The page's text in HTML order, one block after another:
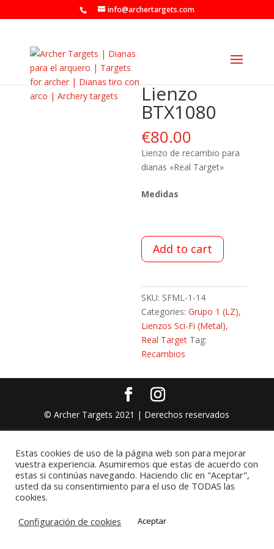
info@archertargets.com
Lienzo
BTX1080
€80.00
Lienzo de recambio para
dianas «Real Target»
Medidas
Add to cart
SKU: SFML-1-14
Categories:Grupo 1 (LZ),
Lienzos Sci-Fi (Metal),
Real Target Tag:
Recambios
© Archer Targets 2021 | Derechos reservados
Estas cookies de uso de la página web son para mejorar
vuestra experiencia. Asumiremos que estas de acuerdo con
estas si continúas navegando. Haciendo clic en "Aceptar",
usted da su consentimiento para el uso de TODAS las
cookies.
Configuración de cookies
Aceptar